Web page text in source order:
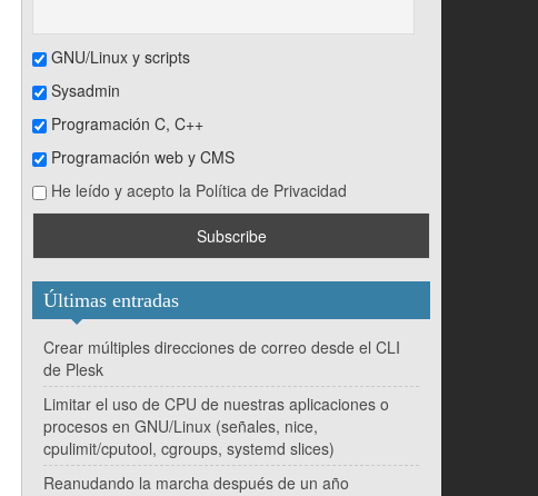
GNU/Linux y scripts
Sysadmin
Programación C, C++
Programación web y CMS
He leído y acepto la Política de Privacidad
Últimas entradas
Crear múltiples direcciones de correo desde el CLI
de Plesk
Limitar el uso de CPU de nuestras aplicaciones o
procesos en GNU/Linux (señales, nice,
cpulimit/cputool, cgroups, systemd slices)
Reanudando la marcha después de un año